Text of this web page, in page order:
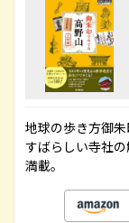
地球の歩き方御
すばらしい寺社
満載。